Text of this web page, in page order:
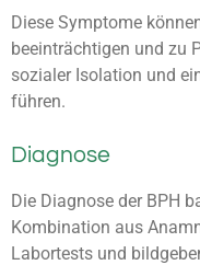
Diese Symptome
beeinträchtigen und zu
sozialer Isolation und
führen.
Diagnose
Die Diagnose der BPH
Kombination aus
Labortests und